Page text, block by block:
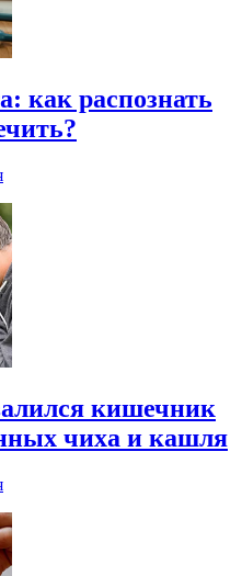
как распознать
кишечник
чиха и кашля